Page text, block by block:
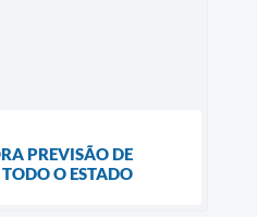
PREVISÃO DE
O ESTADO